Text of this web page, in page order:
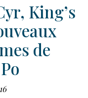
King’s
de